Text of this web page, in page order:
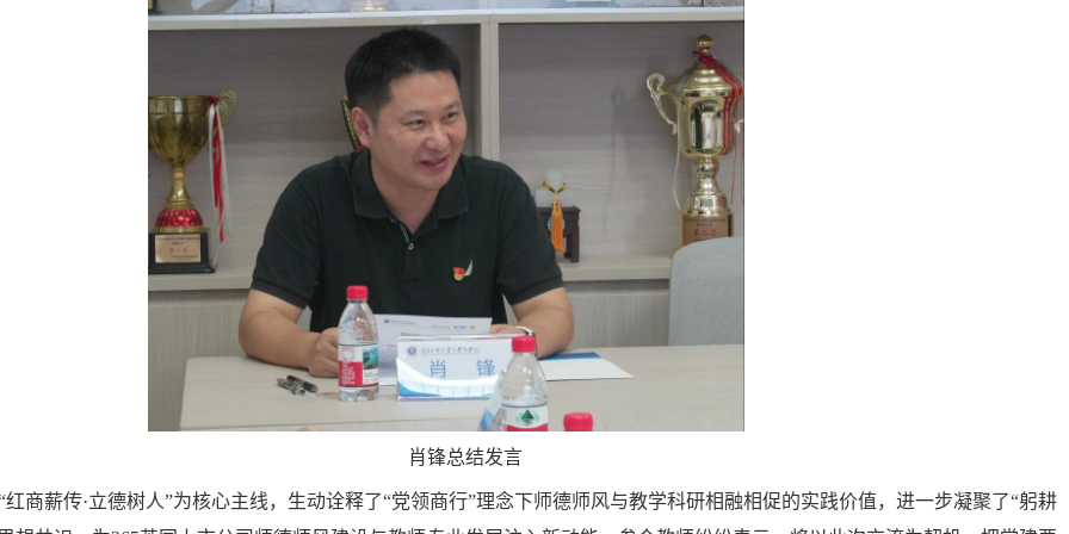
肖锋总结发言
红商薪传·立德树人”为核心主线，生动诠释了“党领商行”理念下师德师风与教学科研相融相促的实践价值，进一步凝聚了“躬耕